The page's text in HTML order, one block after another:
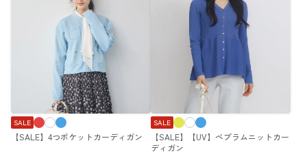
【SALE】4つポケットカーディガン
SALE
【SALE】【UV】ペプラムニットカー
ディガン
SALE